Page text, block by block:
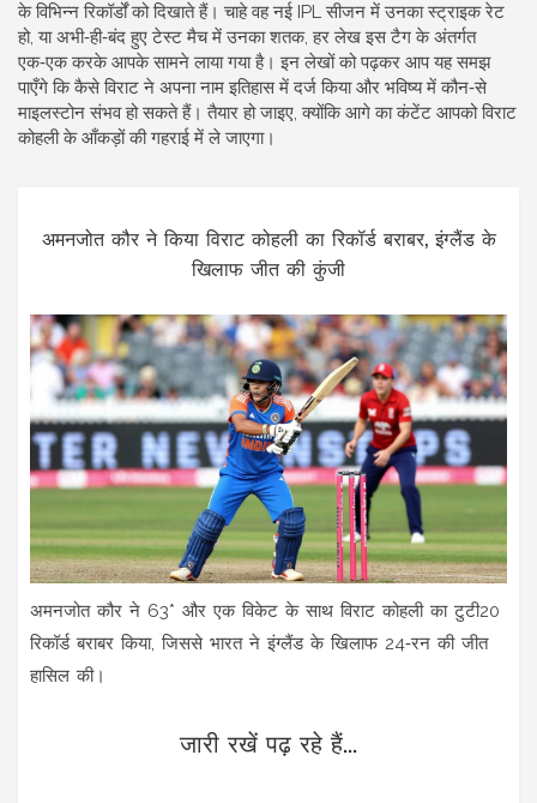
के विभिन्न रिकॉर्डों को दिखाते हैं। चाहे वह नई IPL सीजन में उनका स्ट्राइक रेट
हो, या अभी‑ही‑बंद हुए टेस्ट मैच में उनका शतक, हर लेख इस टैग के अंतर्गत
एक‑एक करके आपके सामने लाया गया है। इन लेखों को पढ़कर आप यह समझ
पाएँगे कि कैसे विराट ने अपना नाम इतिहास में दर्ज किया और भविष्य में कौन‑से
माइलस्टोन संभव हो सकते हैं। तैयार हो जाइए, क्योंकि आगे का कंटेंट आपको विराट
कोहली के आँकड़ों की गहराई में ले जाएगा।
अमनजोत कौर ने किया विराट कोहली का रिकॉर्ड बराबर, इंग्लैंड के
खिलाफ जीत की कुंजी
अमनजोत कौर ने 63* और एक विकेट के साथ विराट कोहली का टुटी20
रिकॉर्ड बराबर किया, जिससे भारत ने इंग्लैंड के खिलाफ 24‑रन की जीत
हासिल की।
जारी रखें पढ़ रहे हैं...